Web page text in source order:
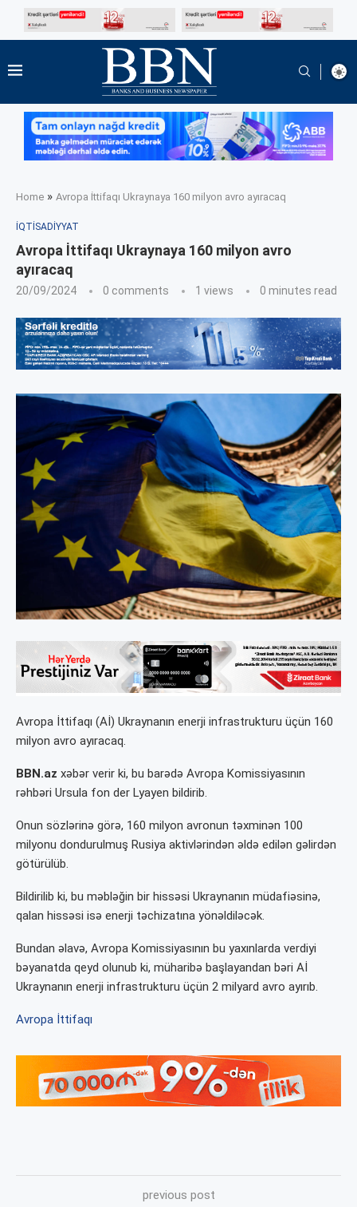
Home » Avropa İttifaqı Ukraynaya 160 milyon avro ayıracaq
İQTISADIYYAT
Avropa İttifaqı Ukraynaya 160 milyon avro
ayıracaq
20/09/2024 0 comments 1 views 0 minutes read
Avropa İttifaqı (Aİ) Ukraynanın enerji infrastrukturu üçün 160
milyon avro ayıracaq.
BBN.az xəbər verir ki, bu barədə Avropa Komissiyasının
rəhbəri Ursula fon der Lyayen bildirib.
Onun sözlərinə görə, 160 milyon avronun təxminən 100
milyonu dondurulmuş Rusiya aktivlərindən əldə edilən gəlirdən
götürülüb.
Bildirilib ki, bu məbləğin bir hissəsi Ukraynanın müdafiəsinə,
qalan hissəsi isə enerji təchizatına yönəldiləcək.
Bundan əlavə, Avropa Komissiyasının bu yaxınlarda verdiyi
bəyanatda qeyd olunub ki, müharibə başlayandan bəri Aİ
Ukraynanın enerji infrastrukturu üçün 2 milyard avro ayırıb.
Avropa İttifaqı
previous post